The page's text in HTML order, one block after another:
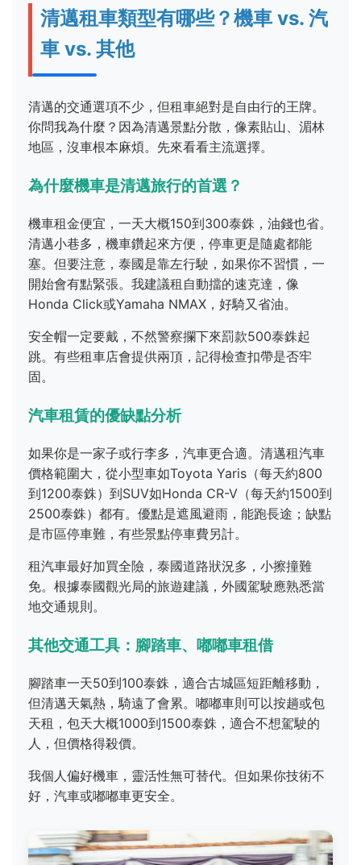
清邁租車類型有哪些？機車 vs. 汽
車 vs. 其他
清邁的交通選項不少，但租車絕對是自由行的王牌。
你問我為什麼？因為清邁景點分散，像素貼山、湄林
地區，沒車根本麻煩。先來看看主流選擇。
為什麼機車是清邁旅行的首選？
機車租金便宜，一天大概150到300泰銖，油錢也省。
清邁小巷多，機車鑽起來方便，停車更是隨處都能
塞。但要注意，泰國是靠左行駛，如果你不習慣，一
開始會有點緊張。我建議租自動擋的速克達，像
Honda Click或Yamaha NMAX，好騎又省油。
安全帽一定要戴，不然警察攔下來罰款500泰銖起
跳。有些租車店會提供兩頂，記得檢查扣帶是否牢
固。
汽車租賃的優缺點分析
如果你是一家子或行李多，汽車更合適。清邁租汽車
價格範圍大，從小型車如Toyota Yaris（每天約800
到1200泰銖）到SUV如Honda CR-V（每天約1500到
2500泰銖）都有。優點是遮風避雨，能跑長途；缺點
是市區停車難，有些景點停車費另計。
租汽車最好加買全險，泰國道路狀況多，小擦撞難
免。根據泰國觀光局的旅遊建議，外國駕駛應熟悉當
地交通規則。
其他交通工具：腳踏車、嘟嘟車租借
腳踏車一天50到100泰銖，適合古城區短距離移動，
但清邁天氣熱，騎遠了會累。嘟嘟車則可以按趟或包
天租，包天大概1000到1500泰銖，適合不想駕駛的
人，但價格得殺價。
我個人偏好機車，靈活性無可替代。但如果你技術不
好，汽車或嘟嘟車更安全。